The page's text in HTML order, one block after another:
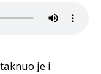
je i